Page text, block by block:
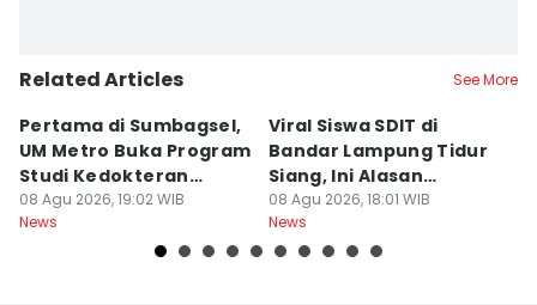
Related Articles See More
Pertama di Sumbagsel,
UM Metro Buka Program
Studi Kedokteran
Hewan
08 Agu 2026, 19:02 WIB
News
Viral Siswa SDIT di
Bandar Lampung Tidur
Siang, Ini Alasan
Sekolah
08 Agu 2026, 18:01 WIB
News